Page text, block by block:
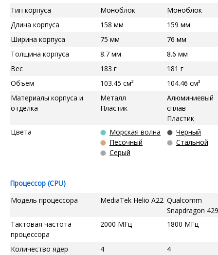
Тип корпуса
Моноблок
Моноблок
Длина корпуса
158 мм
159 мм
Ширина корпуса
75 мм
76 мм
Толщина корпуса
8.7 мм
8.6 мм
Вес
183 г
181 г
Объем
103.45 см³
104.46 см³
Материалы корпуса и
отделка
Металл
Пластик
Алюминиевый
сплав
Пластик
Цвета
Морская волна
Песочный
Серый
Черный
Стальной
Процессор (CPU)
Модель процессора
MediaTek Helio A22 Qualcomm
Snapdragon 429
Тактовая частота
процессора
2000 МГц 1800 МГц
Количество ядер
4 4